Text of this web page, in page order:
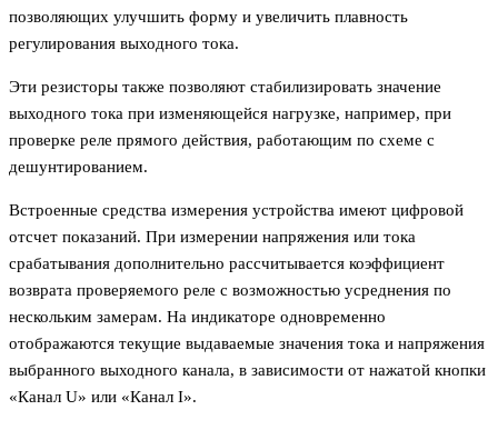
позволяющих улучшить форму и увеличить плавность
регулирования выходного тока.
Эти резисторы также позволяют стабилизировать значение
выходного тока при изменяющейся нагрузке, например, при
проверке реле прямого действия, работающим по схеме с
дешунтированием.
Встроенные средства измерения устройства имеют цифровой
отсчет показаний. При измерении напряжения или тока
срабатывания дополнительно рассчитывается коэффициент
возврата проверяемого реле с возможностью усреднения по
нескольким замерам. На индикаторе одновременно
отображаются текущие выдаваемые значения тока и напряжения
выбранного выходного канала, в зависимости от нажатой кнопки
«Канал U» или «Канал I».